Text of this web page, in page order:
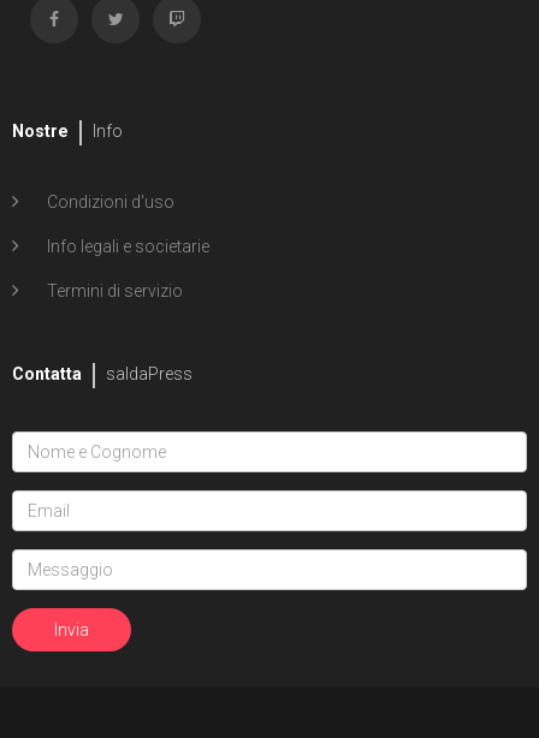
Nostre Info
Condizioni d'uso
Info legali e societarie
Termini di servizio
Contatta saldaPress